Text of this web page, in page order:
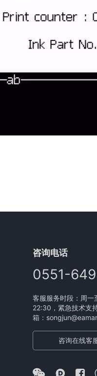
咨询电话
0551-
客服服务时段：周
22:30，紧急技术支
箱：
咨询在线客